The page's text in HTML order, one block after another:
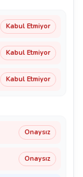
Kabul Etmiyor
Kabul Etmiyor
Kabul Etmiyor
Onaysız
Onaysız